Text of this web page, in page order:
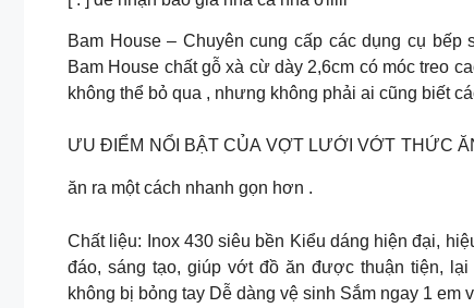
Bam House – Chuyên cung cấp các dụng cụ
Bam House chất gỗ xà cừ dày 2,6cm có móc treo
không thể bỏ qua , nhưng không phải ai cũng biết
ƯU ĐIỂM NỔI BẬT CỦA VỢT LƯỚI VỚT THỨC
ăn ra một cách nhanh gọn hơn .
Chất liệu: Inox 430 siêu bền Kiểu dáng hiện đại,
đáo, sáng tạo, giúp vớt đồ ăn được thuận tiện,
không bị bỏng tay Dễ dàng vệ sinh Sắm ngay 1